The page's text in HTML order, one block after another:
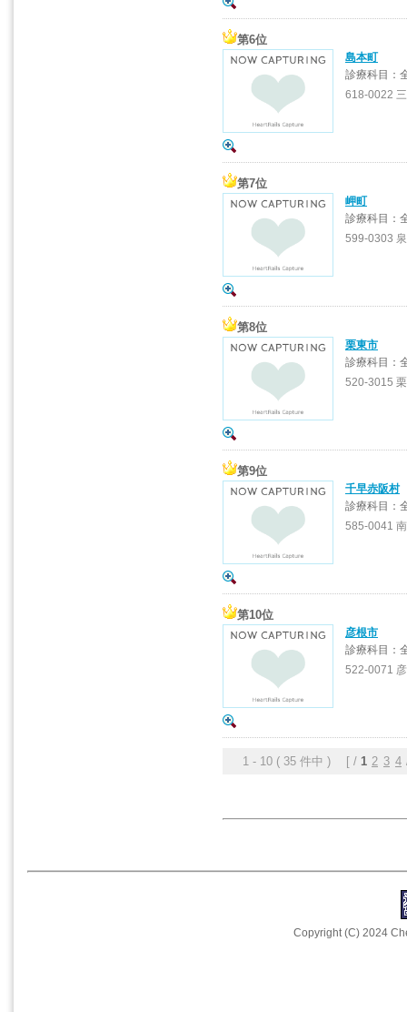
第6位
島本町
診療科目：
618-0022
第7位
岬町
診療科目：
599-0303
第8位
栗東市
診療科目：
520-3015
第9位
千早赤阪村
診療科目：
585-0041
第10位
彦根市
診療科目：
522-0071
1 - 10 ( 35 件中 ) [ / 1 2 3 4
Copyright (C) 2024